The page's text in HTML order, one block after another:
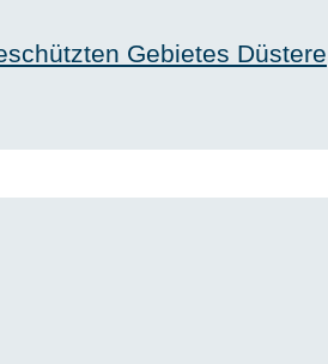
Gebietes Düstere